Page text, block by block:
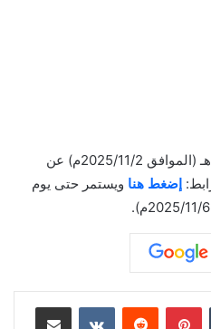
يبدأ التقديم يوم الأحد 1447/5/11هـ (الموافق 2025/11/2م) عن
إضغط هنا ويستمر حتى يوم
بينتيريست